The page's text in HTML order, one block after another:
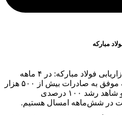
رضا حیدری، معاون فروش و بازاریابی فولاد مبارکه: در ۴ ماهه
نخست سال ۱۴۰۴ فولاد مبارکه موفق به صادرات بیش از ۵۰۰ هزار
تن محصولات این شرکت شده و شاهد رشد ۱۰۰ درصدی
در شش‌ماهه امسال هستیم.